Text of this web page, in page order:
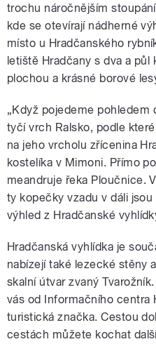
trochu náročnějším
kde se otevírají nádherné
místo u Hradčanského
letiště Hradčany s dva a
plochou a krásné borové
„Když pojedeme pohledem
tyčí vrch Ralsko, podle
na jeho vrcholu zřícenina
kostelíka v Mimoni. Přímo
meandruje řeka Ploučnice.
ty kopečky vzadu v dáli
výhled z Hradčanské
Hradčanská vyhlídka je
nabízejí také lezecké stěny
skalní útvar zvaný
vás od Informačního centra
turistická značka. Cestou
cestách můžete kochat